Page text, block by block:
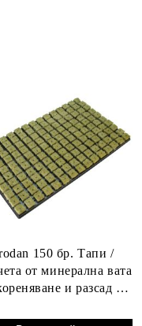
150 бр. Тапи /
от минерална вата
и разсад (+